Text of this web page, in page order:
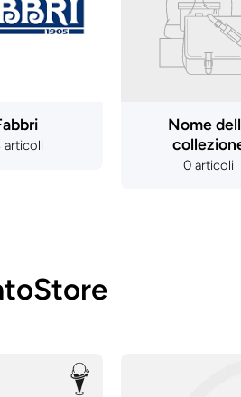
articoli
Nome
0 articoli